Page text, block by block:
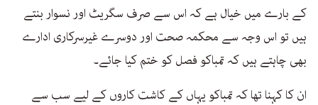
کے بارے میں خیال ہے کہ اس سے صرف سگریٹ اور نسوار بنتے
ہیں تو اس وجہ سے محکمہ صحت اور دوسرے غیرسرکاری ادارے
بھی چاہتے ہیں کہ تمباکو فصل کو ختم کیا جائے۔
ان کا کہنا تھا کہ تمباکو یہاں کے کاشت کاروں کے لیے سب سے